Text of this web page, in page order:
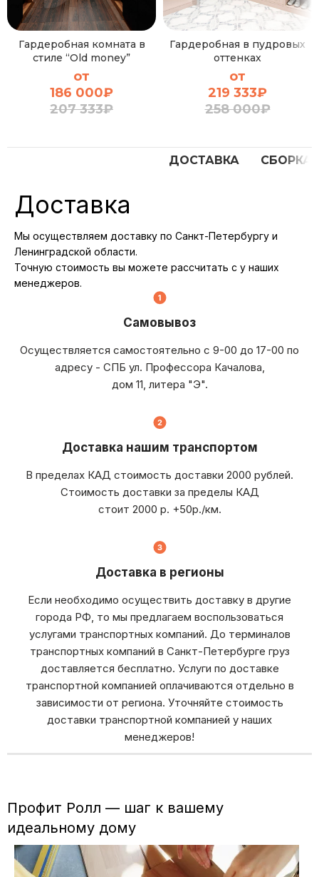
Гардеробная комната в
стиле “Old money”
от
186 000₽
207 333₽
Гардеробная в пудровых
оттенках
от
219 333₽
258 000₽
ДОСТАВКА СБОРКА
Доставка
Мы осуществляем доставку по Санкт-Петербургу и
Ленинградской области.
Точную стоимость вы можете рассчитать с у наших
менеджеров.
Самовывоз
Осуществляется самостоятельно с 9-00 до 17-00 по
адресу - СПБ ул. Профессора Качалова,
дом 11, литера "Э".
Доставка нашим транспортом
В пределах КАД стоимость доставки 2000 рублей.
Стоимость доставки за пределы КАД
стоит 2000 р. +50р./км.
Доставка в регионы
Если необходимо осуществить доставку в другие
города РФ, то мы предлагаем воспользоваться
услугами транспортных компаний. До терминалов
транспортных компаний в Санкт-Петербурге груз
доставляется бесплатно. Услуги по доставке
транспортной компанией оплачиваются отдельно в
зависимости от региона. Уточняйте стоимость
доставки транспортной компанией у наших
менеджеров!
Профит Ролл — шаг к вашему
идеальному дому